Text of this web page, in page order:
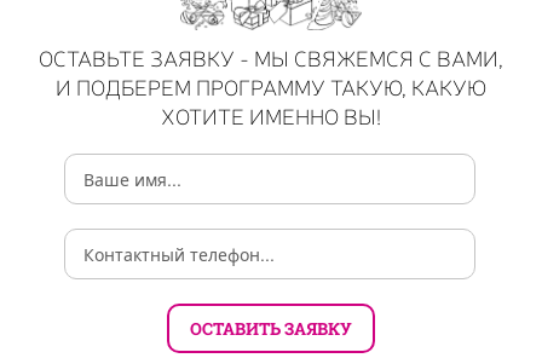
ОСТАВЬТЕ ЗАЯВКУ - МЫ СВЯЖЕМСЯ С ВАМИ,
И ПОДБЕРЕМ ПРОГРАММУ ТАКУЮ, КАКУЮ
ХОТИТЕ ИМЕННО ВЫ!